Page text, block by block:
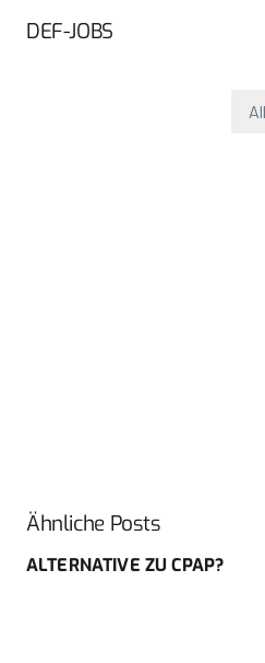
DEF-JOBS
Ähnliche Posts
ALTERNATIVE ZU CPAP?